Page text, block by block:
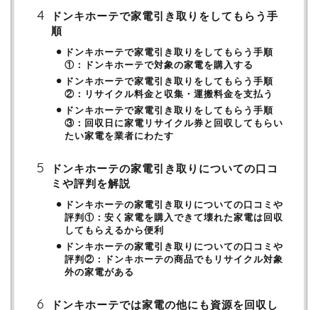
ドンキホーテで家電引き取りをしてもらう手
順
ドンキホーテで家電引き取りをしてもらう手順
①：ドンキホーテで対象の家電を購入する
ドンキホーテで家電引き取りをしてもらう手順
②：リサイクル料金と収集・運搬料金を支払う
ドンキホーテで家電引き取りをしてもらう手順
③：回収日に家電リサイクル券と回収してもらい
たい家電を業者にわたす
ドンキホーテの家電引き取りについての口コ
ミや評判を解説
ドンキホーテの家電引き取りについての口コミや
評判①：安く家電を購入できて壊れた家電は回収
してもらえるから便利
ドンキホーテの家電引き取りについての口コミや
評判②：ドンキホーテの商品でもリサイクル対象
外の家電がある
ドンキホーテでは家電の他にも資源を回収し